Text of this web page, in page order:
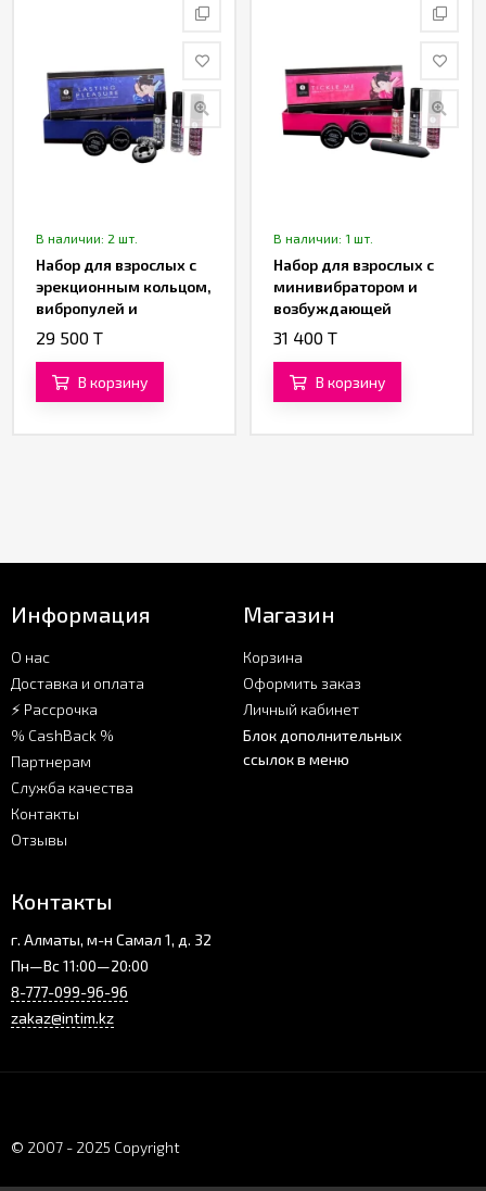
В наличии: 2 шт.
Набор для взрослых с
эрекционным кольцом,
вибропулей и
возбуждающей
LASTING PLEASURE» от
«SHUNGA»
29 500 T
В корзину
В наличии: 1 шт.
Набор для взрослых с
минивибратором и
возбуждающей
косметикой «KIT TICKLE
31 400 T
В корзину
Информация
О нас
Доставка и оплата
⚡ Рассрочка
% CashBack %
Партнерам
Служба качества
Контакты
Отзывы
Магазин
Корзина
Оформить заказ
Личный кабинет
Блок дополнительных
ссылок в меню
Контакты
г. Алматы, м-н Самал 1, д. 32
Пн—Вс 11:00—20:00
8-777-099-96-96
zakaz@intim.kz
© 2007 - 2025 Copyright